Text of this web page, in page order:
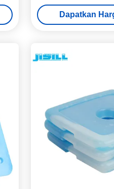
Makanan
Dapatkan